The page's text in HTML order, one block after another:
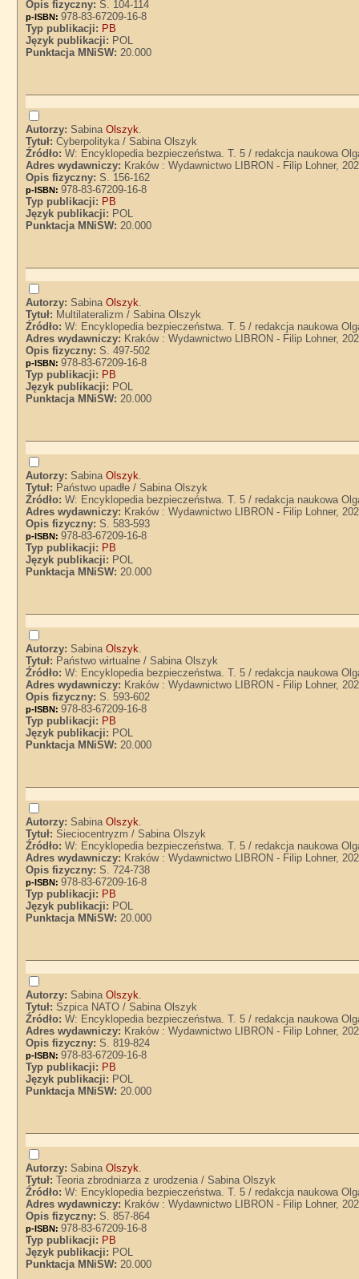
Opis fizyczny:S. 104-114
p-ISBN:978-83-67209-16-8
Typ publikacji: PB
Język publikacji: POL
Punktacja MNiSW:20.000
Autorzy:SabinaOlszyk.
Tytuł:Cyberpolityka / Sabina Olszyk
Źródło:W: Encyklopedia bezpieczeństwa. T. 5 / redakcja naukowa
Adres wydawniczy: Kraków : Wydawnictwo LIBRON - Filip Lohner,
Opis fizyczny:S. 156-162
p-ISBN:978-83-67209-16-8
Typ publikacji: PB
Język publikacji: POL
Punktacja MNiSW:20.000
Autorzy:SabinaOlszyk.
Tytuł: Multilateralizm / Sabina Olszyk
Źródło:W: Encyklopedia bezpieczeństwa. T. 5 / redakcja naukowa
Adres wydawniczy: Kraków : Wydawnictwo LIBRON - Filip Lohner,
Opis fizyczny:S. 497-502
p-ISBN:978-83-67209-16-8
Typ publikacji: PB
Język publikacji: POL
Punktacja MNiSW:20.000
Autorzy:SabinaOlszyk.
Tytuł: Państwo upadłe / Sabina Olszyk
Źródło:W: Encyklopedia bezpieczeństwa. T. 5 / redakcja naukowa
Adres wydawniczy: Kraków : Wydawnictwo LIBRON - Filip Lohner,
Opis fizyczny:S. 583-593
p-ISBN:978-83-67209-16-8
Typ publikacji: PB
Język publikacji: POL
Punktacja MNiSW:20.000
Autorzy:SabinaOlszyk.
Tytuł: Państwo wirtualne / Sabina Olszyk
Źródło:W: Encyklopedia bezpieczeństwa. T. 5 / redakcja naukowa
Adres wydawniczy: Kraków : Wydawnictwo LIBRON - Filip Lohner,
Opis fizyczny:S. 593-602
p-ISBN:978-83-67209-16-8
Typ publikacji: PB
Język publikacji: POL
Punktacja MNiSW:20.000
Autorzy:SabinaOlszyk.
Tytuł:Sieciocentryzm / Sabina Olszyk
Źródło:W: Encyklopedia bezpieczeństwa. T. 5 / redakcja naukowa
Adres wydawniczy: Kraków : Wydawnictwo LIBRON - Filip Lohner,
Opis fizyczny:S. 724-738
p-ISBN:978-83-67209-16-8
Typ publikacji: PB
Język publikacji: POL
Punktacja MNiSW:20.000
Autorzy:SabinaOlszyk.
Tytuł:Szpica NATO / Sabina Olszyk
Źródło:W: Encyklopedia bezpieczeństwa. T. 5 / redakcja naukowa
Adres wydawniczy: Kraków : Wydawnictwo LIBRON - Filip Lohner,
Opis fizyczny:S. 819-824
p-ISBN:978-83-67209-16-8
Typ publikacji: PB
Język publikacji: POL
Punktacja MNiSW:20.000
Autorzy:SabinaOlszyk.
Tytuł:Teoria zbrodniarza z urodzenia / Sabina Olszyk
Źródło:W: Encyklopedia bezpieczeństwa. T. 5 / redakcja naukowa
Adres wydawniczy: Kraków : Wydawnictwo LIBRON - Filip Lohner,
Opis fizyczny:S. 857-864
p-ISBN:978-83-67209-16-8
Typ publikacji: PB
Język publikacji: POL
Punktacja MNiSW:20.000